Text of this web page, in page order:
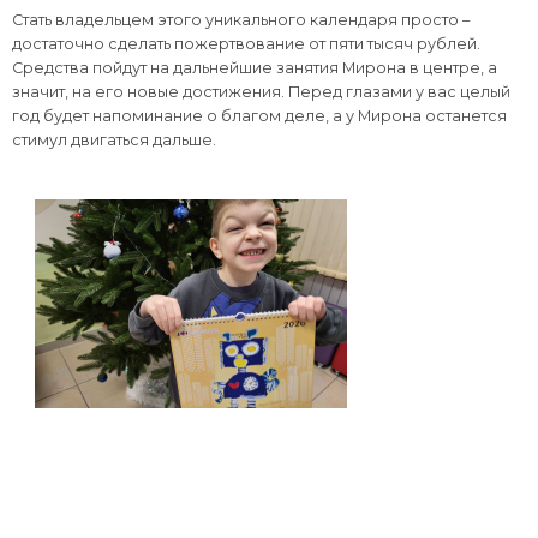
Стать владельцем этого уникального календаря просто –
достаточно сделать пожертвование от пяти тысяч рублей.
Средства пойдут на дальнейшие занятия Мирона в центре, а
значит, на его новые достижения. Перед глазами у вас целый
год будет напоминание о благом деле, а у Мирона останется
стимул двигаться дальше.